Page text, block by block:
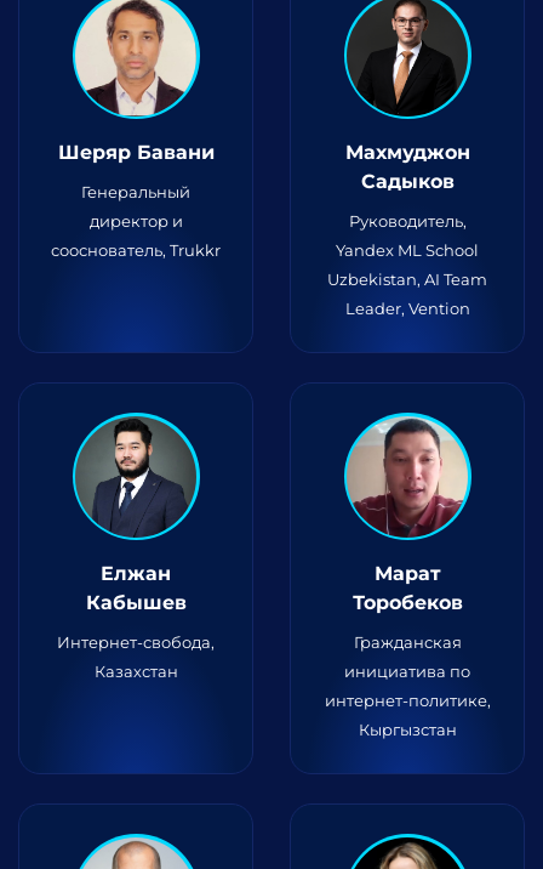
Шеряр Бавани
Генеральный
директор и
сооснователь, Trukkr
Махмуджон
Садыков
Руководитель,
Yandex ML School
Uzbekistan, AI Team
Leader, Vention
Елжан
Кабышев
Интернет-свобода,
Казахстан
Марат
Торобеков
Гражданская
инициатива по
интернет-политике,
Кыргызстан